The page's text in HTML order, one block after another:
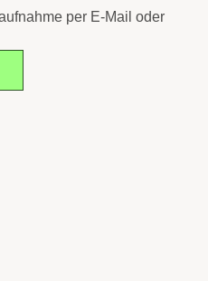
per E-Mail oder